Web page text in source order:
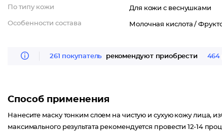
По типу кожи Для кожи с веснушками
Особенности состава Молочная кислота /
261 покупатель рекомендуют приобрести 464
Способ применения
Нанесите маску тонким слоем на чистую и сухую кожу лица,
максимального результата рекомендуется провести 12-14